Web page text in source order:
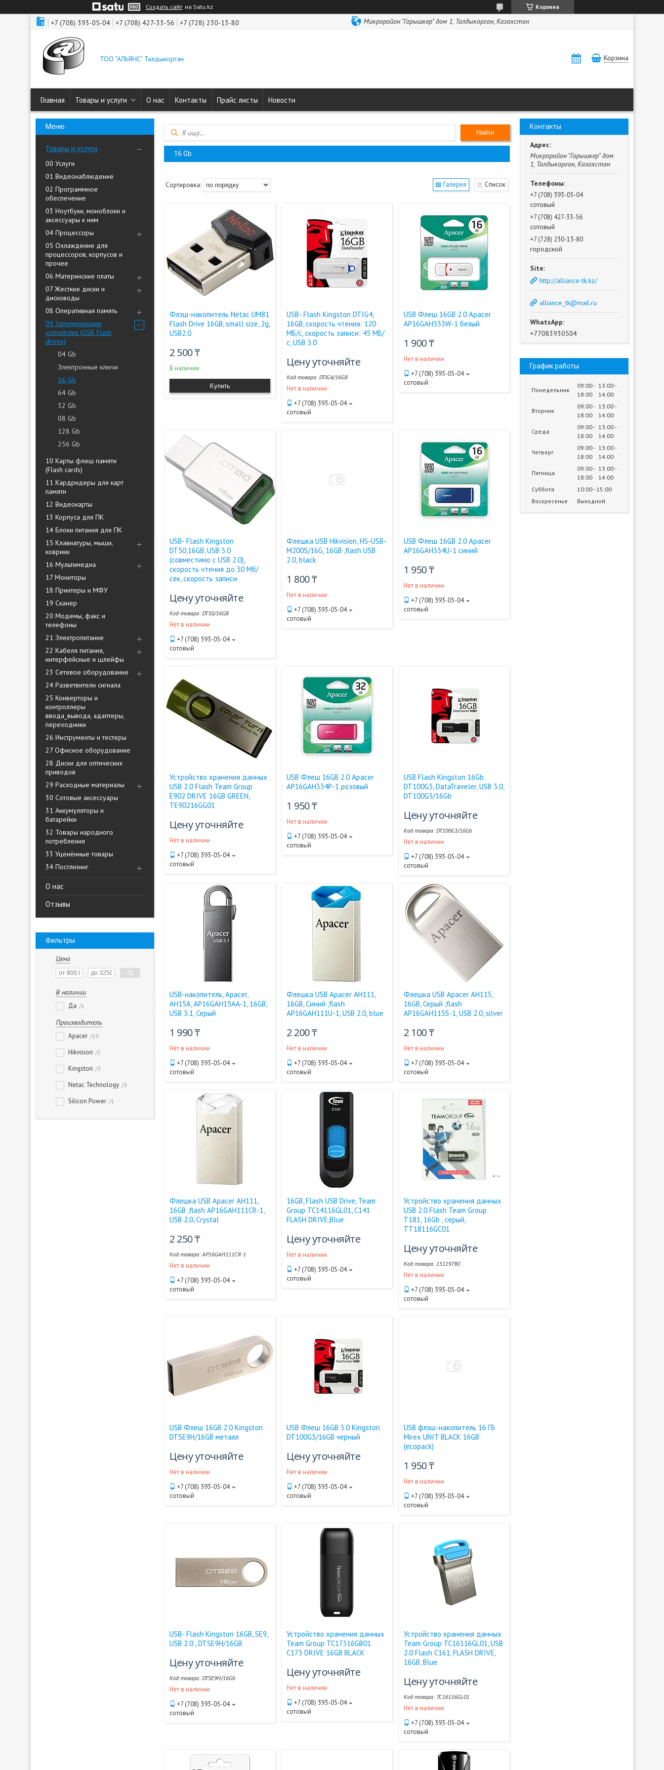
Создать сайт на Satu.kz Корзина
+7 (708) 393-05-04 +7 (708) 427-33-56 +7 (728) 230-13-80 Микрорайон "Гарышкер" дом 1, Талдыкорган, Казахстан
ТОО "АЛЬЯНС" Талдыкорган Корзина
Главная Товары и услуги О нас Контакты Прайс листы Новости
Товары и услуги
00 Услуги
01 Видеонаблюдение
02 Программное
обеспечение
03 Ноутбуки, моноблоки и
аксессуары к ним
04 Процессоры
05 Охлаждение для
процессоров, корпусов и
прочее
06 Материнские платы
07 Жесткие диски и
дисководы
08 Оперативная память
09 Запоминающие
устройства (USB Flash
drives)
04 Gb
Электронные ключи
16 Gb
64 Gb
32 Gb
08 Gb
128 Gb
256 Gb
10 Карты флеш памяти
(Flash cards)
11 Кардридеры для карт
памяти
12 Видеокарты
13 Корпуса для ПК
14 Блоки питания для ПК
15 Клавиатуры, мыши,
коврики
16 Мультимедиа
17 Мониторы
18 Принтеры и МФУ
19 Сканер
20 Модемы, факс и
телефоны
21 Электропитание
22 Кабеля питания,
интерфейсные и шлейфы
23 Сетевое оборудование
24 Разветвители сигнала
25 Конверторы и
контроллеры
ввода_вывода, адаптеры,
переходники
26 Инструменты и тестеры
27 Офисное оборудование
28 Диски для оптических
приводов
29 Расходные материалы
30 Сотовые аксессуары
31 Аккумуляторы и
батарейки
32 Товары народного
потребления
33 Уценённые товары
34 Постлизинг
О нас
Отзывы
Фильтры
Цена
В наличии
Да 1
Производитель
Apacer 10
Hikvision 2
Kingston 3
Netac Technology 3
Silicon Power 1
Найти
16 Gb
Галерея Список
Флэш-накопитель Netac UM81
Flash Drive 16GB, small size, 2g,
USB2.0
2 500 ₸
В наличии
Купить
USB- Flash Kingston DTIG4,
16GB, скорость чтения: 120
МБ/с, скорость записи: 45 МБ/
с, USB 3.0
Цену уточняйте
DTIG4/16GB
Нет в наличии
+7 (708) 393-05-04
сотовый
USB Флеш 16GB 2.0 Apacer
AP16GAH333W-1 белый
1 900 ₸
Нет в наличии
+7 (708) 393-05-04
сотовый
USB- Flash Kingston
DT50,16GB, USB 3.0
(совместимо с USB 2.0),
скорость чтения до 30 Мб/
сек, скорость записи
Цену уточняйте
DT50/16GB
Нет в наличии
+7 (708) 393-05-04
сотовый
Флешка USB Hikvision, HS-USB-
M200S/16G, 16GB ,flash USB
2.0, black
1 800 ₸
Нет в наличии
+7 (708) 393-05-04
сотовый
USB Флеш 16GB 2.0 Apacer
AP16GAH334U-1 синий
1 950 ₸
Нет в наличии
+7 (708) 393-05-04
сотовый
Устройство хранения данных
USB 2.0 Flash Team Group
E902 DRIVE 16GB GREEN,
TE90216GG01
Цену уточняйте
Нет в наличии
+7 (708) 393-05-04
сотовый
USB Флеш 16GB 2.0 Apacer
AP16GAH334P-1 розовый
1 950 ₸
Нет в наличии
+7 (708) 393-05-04
сотовый
USB Flash Kingston 16Gb
DT100G3, DataTraveler, USB 3.0,
DT100G3/16Gb
Цену уточняйте
DT100G3/16Gb
Нет в наличии
+7 (708) 393-05-04
сотовый
USB-накопитель, Apacer,
AH15A, AP16GAH15AA-1, 16GB,
USB 3.1, Серый
1 990 ₸
Нет в наличии
+7 (708) 393-05-04
сотовый
Флешка USB Apacer AH111,
16GB, Синий ,flash
AP16GAH111U-1, USB 2.0, blue
2 200 ₸
Нет в наличии
+7 (708) 393-05-04
сотовый
Флешка USB Apacer AH115,
16GB, Серый ,flash
AP16GAH115S-1, USB 2.0, silver
2 100 ₸
Нет в наличии
+7 (708) 393-05-04
сотовый
Флешка USB Apacer AH111,
16GB ,flash AP16GAH111CR-1,
USB 2.0, Crystal
2 250 ₸
AP16GAH111CR-1
Нет в наличии
+7 (708) 393-05-04
сотовый
16GB, Flash USB Drive, Team
Group TC14116GL01, C141
FLASH DRIVE,Blue
Цену уточняйте
Нет в наличии
+7 (708) 393-05-04
сотовый
Устройство хранения данных
USB 2.0 Flash Team Group
T181, 16Gb , серый,
TT18116GC01
Цену уточняйте
15119780
Нет в наличии
+7 (708) 393-05-04
сотовый
USB Флеш 16GB 2.0 Kingston
DTSE9H/16GB металл
Цену уточняйте
Нет в наличии
+7 (708) 393-05-04
сотовый
USB Флеш 16GB 3.0 Kingston
DT100G3/16GB черный
Цену уточняйте
Нет в наличии
+7 (708) 393-05-04
сотовый
USB флэш-накопитель 16 ГБ
Mirex UNIT BLACK 16GB
(ecopack)
1 950 ₸
Нет в наличии
+7 (708) 393-05-04
сотовый
USB- Flash Kingston 16GB, SE9,
USB 2.0., DTSE9H/16GB
Цену уточняйте
DTSE9H/16Gb
Нет в наличии
+7 (708) 393-05-04
сотовый
Устройство хранения данных
Team Group TC17316GB01
C173 DRIVE 16GB BLACK
Цену уточняйте
Нет в наличии
+7 (708) 393-05-04
сотовый
Устройство хранения данных
Team Group TC16116GL01, USB
2.0 Flash C161, FLASH DRIVE,
16GB, Blue
Цену уточняйте
TC16116GL01
Нет в наличии
+7 (708) 393-05-04
сотовый
Контакты
Микрорайон "Гарышкер" дом
1, Талдыкорган, Казахстан
+7 (708) 393-05-04
сотовый
+7 (708) 427-33-56
сотовый
+7 (728) 230-13-80
городской
http://alliance-tk.kz/
alliance_tk@mail.ru
+77083930504
График работы
Понедельник
09:00
18:00
13:00
14:00
Вторник
09:00
18:00
13:00
14:00
Среда
09:00
18:00
13:00
14:00
Четверг
09:00
18:00
13:00
14:00
Пятница
09:00
18:00
13:00
14:00
Суббота
10:00 15:00
Воскресенье
Выходной